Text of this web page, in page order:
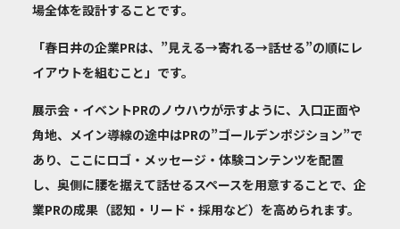
場全体を設計することです。
「春日井の企業PRは、”見える→寄れる→話せる”の順にレ
イアウトを組むこと」です。
展示会・イベントPRのノウハウが示すように、入口正面や
角地、メイン導線の途中はPRの”ゴールデンポジション”で
あり、ここにロゴ・メッセージ・体験コンテンツを配置
し、奥側に腰を据えて話せるスペースを用意することで、企
業PRの成果（認知・リード・採用など）を高められます。